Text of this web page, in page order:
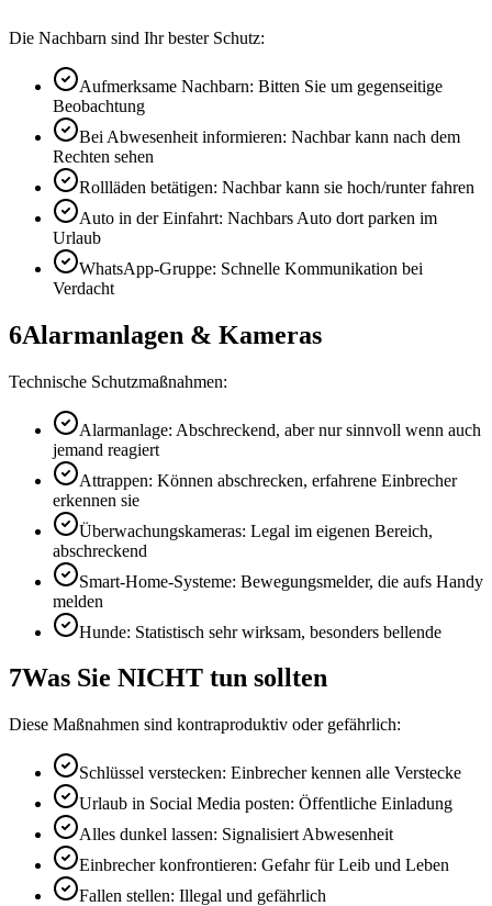
Die Nachbarn sind Ihr bester Schutz:
Aufmerksame Nachbarn: Bitten Sie um gegenseitige
Beobachtung
Bei Abwesenheit informieren: Nachbar kann nach dem
Rechten sehen
Rollläden betätigen: Nachbar kann sie hoch/runter fahren
Auto in der Einfahrt: Nachbars Auto dort parken im
Urlaub
WhatsApp-Gruppe: Schnelle Kommunikation bei
Verdacht
6Alarmanlagen & Kameras
Technische Schutzmaßnahmen:
Alarmanlage: Abschreckend, aber nur sinnvoll wenn auch
jemand reagiert
Attrappen: Können abschrecken, erfahrene Einbrecher
erkennen sie
Überwachungskameras: Legal im eigenen Bereich,
abschreckend
Smart-Home-Systeme: Bewegungsmelder, die aufs Handy
melden
Hunde: Statistisch sehr wirksam, besonders bellende
7Was Sie NICHT tun sollten
Diese Maßnahmen sind kontraproduktiv oder gefährlich:
Schlüssel verstecken: Einbrecher kennen alle Verstecke
Urlaub in Social Media posten: Öffentliche Einladung
Alles dunkel lassen: Signalisiert Abwesenheit
Einbrecher konfrontieren: Gefahr für Leib und Leben
Fallen stellen: Illegal und gefährlich